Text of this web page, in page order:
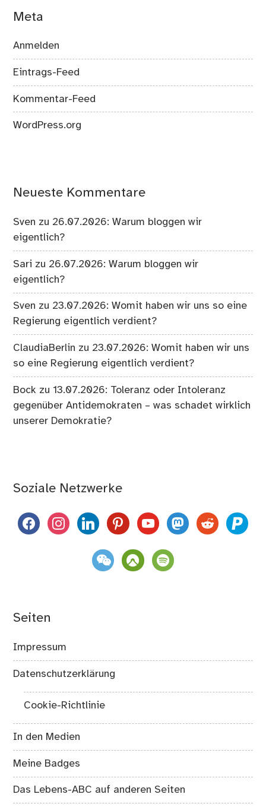
Meta
Anmelden
Eintrags-Feed
Kommentar-Feed
WordPress.org
Neueste Kommentare
Sven zu 26.07.2026: Warum bloggen wir
eigentlich?
Sari zu 26.07.2026: Warum bloggen wir
eigentlich?
Sven zu 23.07.2026: Womit haben wir uns so eine
Regierung eigentlich verdient?
ClaudiaBerlin zu 23.07.2026: Womit haben wir uns
so eine Regierung eigentlich verdient?
Bock zu13.07.2026: Toleranz oder Intoleranz
gegenüber Antidemokraten – was schadet wirklich
unserer Demokratie?
Soziale Netzwerke
facebookinstagramlinkedinpinterestyoutubemastodon
reddit paypal
weixin komootspotify
Seiten
Impressum
Datenschutzerklärung
Cookie-Richtlinie
In den Medien
Meine Badges
Das Lebens-ABC auf anderen Seiten